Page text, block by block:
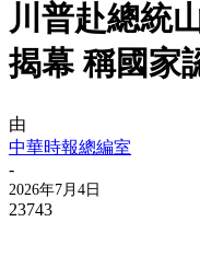
川普赴總統
揭幕 稱國家
由
中華時報總編室
-
2026年7月4日
23743